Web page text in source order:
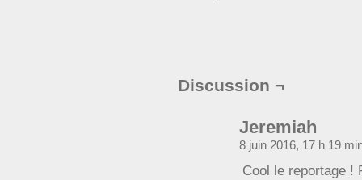
Discussion ¬
Jeremiah
8 juin 2016, 17 h 19
Cool le reportage !